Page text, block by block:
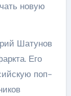
новую
Шатунов
Его
поп-